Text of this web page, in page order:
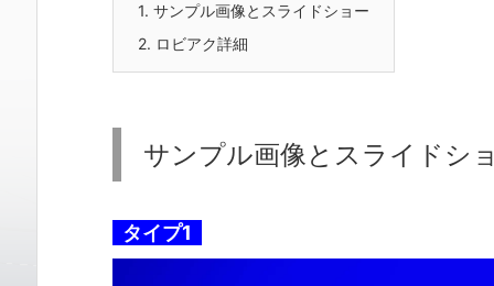
1. サンプル画像とスライドショー
2. ロビアク詳細
サンプル画像とスライドシ
タイプ1